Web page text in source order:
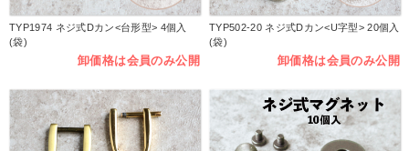
TYP1974 ネジ式Dカン<台形型> 4個入
(袋)
卸価格は会員のみ公開
TYP502-20 ネジ式Dカン<U字型> 20個入
(袋)
卸価格は会員のみ公開